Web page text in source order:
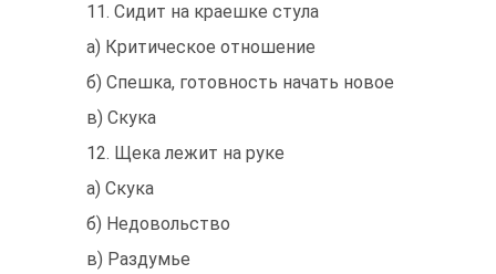
11. Сидит на краешке стула
а) Критическое отношение
б) Спешка, готовность начать новое
в) Скука
12. Щека лежит на руке
а) Скука
б) Недовольство
в) Раздумье